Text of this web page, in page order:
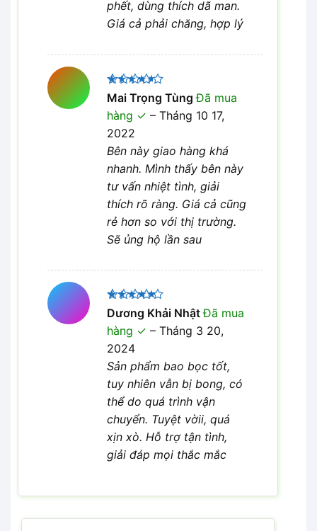
phết, dùng thích dã man.
Giá cả phải chăng, hợp lý
Được
xếp hạng
45 sao
Mai Trọng TùngĐã mua
hàng
– Tháng 10 17,
2022
Bên này giao hàng khá
nhanh. Mình thấy bên này
tư vấn nhiệt tình, giải
thích rõ ràng. Giá cả cũng
rẻ hơn so với thị trường.
Sẽ ủng hộ lần sau
Được xếp
hạng 55
sao
Dương Khải NhậtĐã mua
hàng
– Tháng 3 20,
2024
Sản phẩm bao bọc tốt,
tuy nhiên vẫn bị bong, có
thể do quá trình vận
chuyển. Tuyệt vờii, quá
xịn xò. Hỗ trợ tận tình,
giải đáp mọi thắc mắc